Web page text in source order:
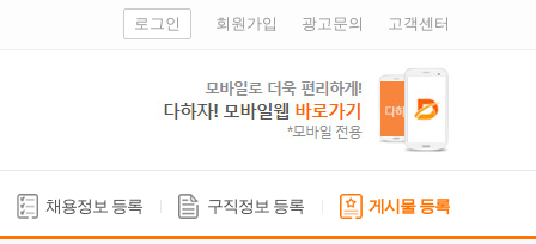
로그인 회원가입 광고문의 고객센터
채용정보 등록 구직정보 등록 게시물 등록